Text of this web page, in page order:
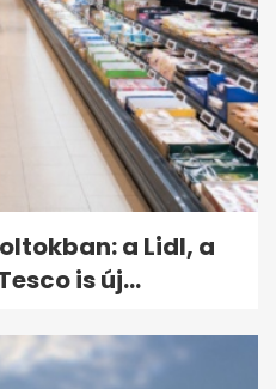
a Lidl, a
is új...